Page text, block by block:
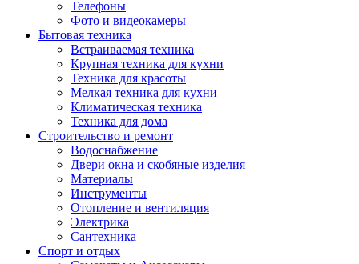
Телефоны
Фото и видеокамеры
Бытовая техника
Встраиваемая техника
Крупная техника для кухни
Техника для красоты
Мелкая техника для кухни
Климатическая техника
Техника для дома
Строительство и ремонт
Водоснабжение
Двери окна и скобяные изделия
Материалы
Инструменты
Отопление и вентиляция
Электрика
Сантехника
Спорт и отдых